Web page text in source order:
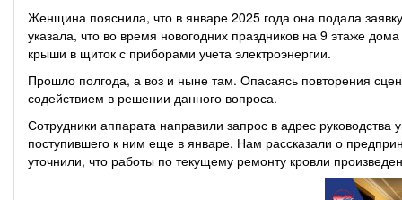
Женщина пояснила, что в январе 2025 года она подала
указала, что во время новогодних праздников на 9 этаже
крыши в щиток с приборами учета электроэнергии.
Прошло полгода, а воз и ныне там. Опасаясь повторения
содействием в решении данного вопроса.
Сотрудники аппарата направили запрос в адрес
поступившего к ним еще в январе. Нам рассказали о
уточнили, что работы по текущему ремонту кровли